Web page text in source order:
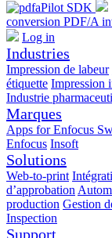
conversion PDF/A
Log in
Industries
Impression de labeur
étiquette Impression
Industrie
Marques
Apps for Enfocus
Enfocus Insoft
Solutions
Web-to-print
d’approbation
production Gestion
Inspection
Support